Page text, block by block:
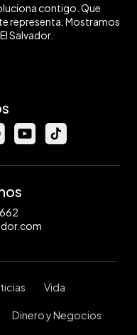
contigo. Que
representa. Mostramos
Salvador.
Vida
Dinero y Negocios